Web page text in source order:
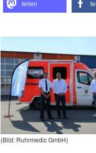
teilen
(Bild: Ruhrmedic GmbH)